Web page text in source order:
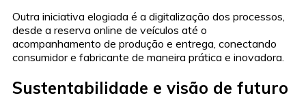
Outra iniciativa elogiada é a digitalização dos processos,
desde a reserva online de veículos até o
acompanhamento de produção e entrega, conectando
consumidor e fabricante de maneira prática e inovadora.
Sustentabilidade e visão de futuro